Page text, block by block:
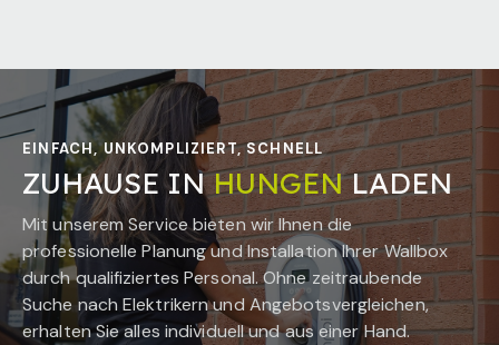
EINFACH, UNKOMPLIZIERT, SCHNELL
ZUHAUSE INHUNGENLADEN
Mit unserem Service bieten wir Ihnen die
professionelle Planung und Installation Ihrer Wallbox
durch qualifiziertes Personal. Ohne zeitraubende
Suche nach Elektrikern und Angebotsvergleichen,
erhalten Sie alles individuell und aus einer Hand.